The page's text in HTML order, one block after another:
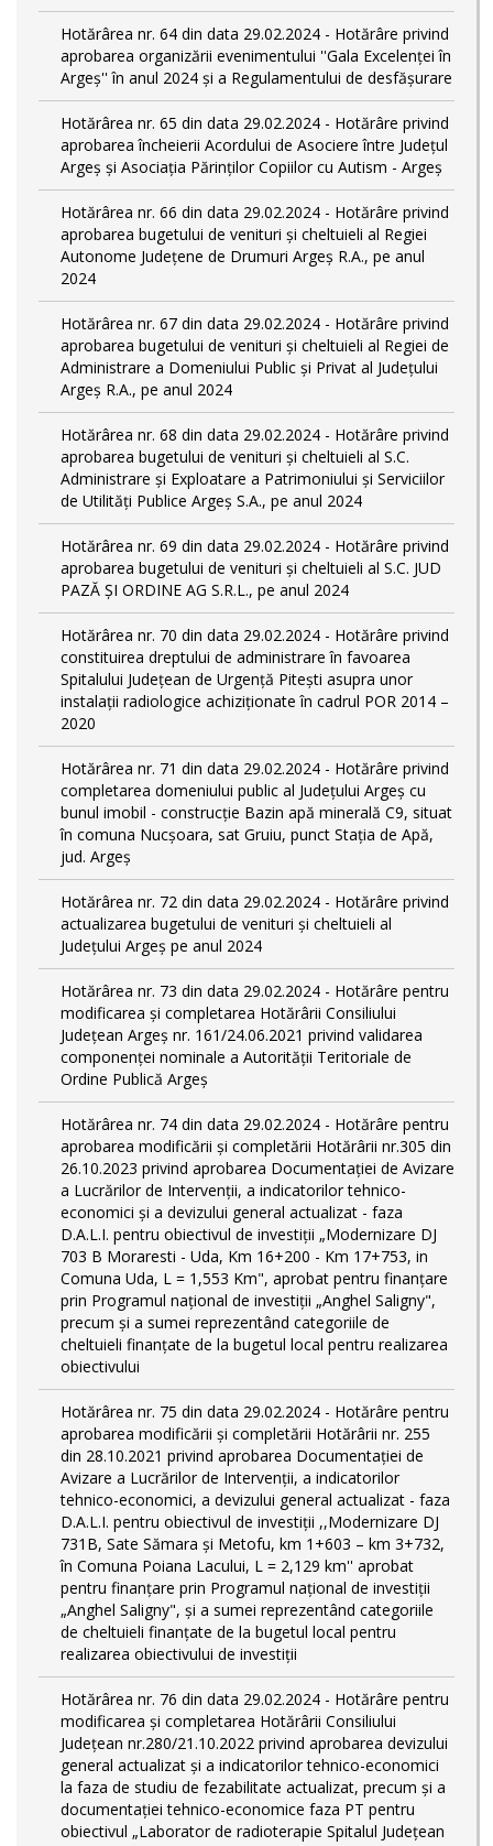
Hotărârea nr. 64 din data 29.02.2024 - Hotărâre privind
aprobarea organizării evenimentului ''Gala Excelenței în
Argeș'' în anul 2024 și a Regulamentului de desfășurare
Hotărârea nr. 65 din data 29.02.2024 - Hotărâre privind
aprobarea încheierii Acordului de Asociere între Județul
Argeș și Asociația Părinților Copiilor cu Autism - Argeș
Hotărârea nr. 66 din data 29.02.2024 - Hotărâre privind
aprobarea bugetului de venituri și cheltuieli al Regiei
Autonome Județene de Drumuri Argeș R.A., pe anul
2024
Hotărârea nr. 67 din data 29.02.2024 - Hotărâre privind
aprobarea bugetului de venituri și cheltuieli al Regiei de
Administrare a Domeniului Public și Privat al Județului
Argeș R.A., pe anul 2024
Hotărârea nr. 68 din data 29.02.2024 - Hotărâre privind
aprobarea bugetului de venituri și cheltuieli al S.C.
Administrare și Exploatare a Patrimoniului și Serviciilor
de Utilități Publice Argeș S.A., pe anul 2024
Hotărârea nr. 69 din data 29.02.2024 - Hotărâre privind
aprobarea bugetului de venituri și cheltuieli al S.C. JUD
PAZĂ ȘI ORDINE AG S.R.L., pe anul 2024
Hotărârea nr. 70 din data 29.02.2024 - Hotărâre privind
constituirea dreptului de administrare în favoarea
Spitalului Județean de Urgență Pitești asupra unor
instalații radiologice achiziționate în cadrul POR 2014 –
2020
Hotărârea nr. 71 din data 29.02.2024 - Hotărâre privind
completarea domeniului public al Judeţului Argeş cu
bunul imobil - construcție Bazin apă minerală C9, situat
în comuna Nucșoara, sat Gruiu, punct Stația de Apă,
jud. Argeș
Hotărârea nr. 72 din data 29.02.2024 - Hotărâre privind
actualizarea bugetului de venituri și cheltuieli al
Județului Argeș pe anul 2024
Hotărârea nr. 73 din data 29.02.2024 - Hotărâre pentru
modificarea și completarea Hotărârii Consiliului
Județean Argeș nr. 161/24.06.2021 privind validarea
componenței nominale a Autorității Teritoriale de
Ordine Publică Argeș
Hotărârea nr. 74 din data 29.02.2024 - Hotărâre pentru
aprobarea modificării şi completării Hotărârii nr.305 din
26.10.2023 privind aprobarea Documentației de Avizare
a Lucrărilor de Intervenții, a indicatorilor tehnico-
economici și a devizului general actualizat - faza
D.A.L.I. pentru obiectivul de investiţii „Modernizare DJ
703 B Moraresti - Uda, Km 16+200 - Km 17+753, in
Comuna Uda, L = 1,553 Km", aprobat pentru finanțare
prin Programul național de investiții „Anghel Saligny",
precum și a sumei reprezentând categoriile de
cheltuieli finanțate de la bugetul local pentru realizarea
obiectivului
Hotărârea nr. 75 din data 29.02.2024 - Hotărâre pentru
aprobarea modificării şi completării Hotărârii nr. 255
din 28.10.2021 privind aprobarea Documentației de
Avizare a Lucrărilor de Intervenții, a indicatorilor
tehnico-economici, a devizului general actualizat - faza
D.A.L.I. pentru obiectivul de investiţii ,,Modernizare DJ
731B, Sate Sămara și Metofu, km 1+603 – km 3+732,
în Comuna Poiana Lacului, L = 2,129 km'' aprobat
pentru finanțare prin Programul național de investiții
„Anghel Saligny", și a sumei reprezentând categoriile
de cheltuieli finanțate de la bugetul local pentru
realizarea obiectivului de investiții
Hotărârea nr. 76 din data 29.02.2024 - Hotărâre pentru
modificarea și completarea Hotărârii Consiliului
Județean nr.280/21.10.2022 privind aprobarea devizului
general actualizat și a indicatorilor tehnico-economici
la faza de studiu de fezabilitate actualizat, precum și a
documentației tehnico-economice faza PT pentru
obiectivul „Laborator de radioterapie Spitalul Județean